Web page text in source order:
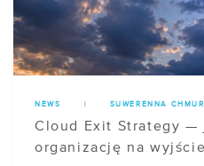
NEWS SUWERENNA
Cloud Exit Strategy —
organizację na